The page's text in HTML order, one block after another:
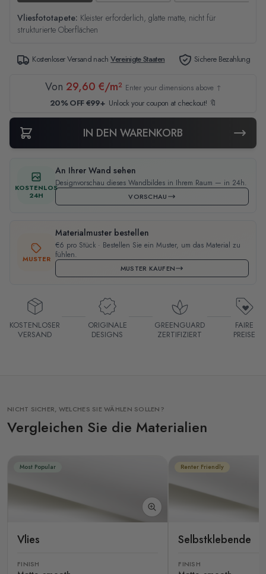
Vliesfototapete: Kleister erforderlich, glatte matte, nicht für
strukturierte Oberflächen
Kostenloser Versand nachVereinigte Staaten Sichere Bezahlung
Von 29,60 €/m² Enter your dimensions above ↑
20% OFF €99+ Unlock your coupon at checkout! 🔖
IN DEN WARENKORB
KOSTENLOS
24H
An Ihrer Wand sehen
Designvorschau dieses Wandbildes in Ihrem Raum — in 24h.
VORSCHAU
MUSTER
Materialmuster bestellen
€6 pro Stück · Bestellen Sie ein Muster, um das Material zu
fühlen.
MUSTER KAUFEN
KOSTENLOSER
VERSAND
ORIGINALE
DESIGNS
GREENGUARD
ZERTIFIZIERT
FAIRE
PREISE
NICHT SICHER, WELCHES SIE WÄHLEN SOLLEN?
Vergleichen Sie die Materialien
Most Popular
Vlies
FINISH
Renter Friendly
Selbstklebende
FINISH